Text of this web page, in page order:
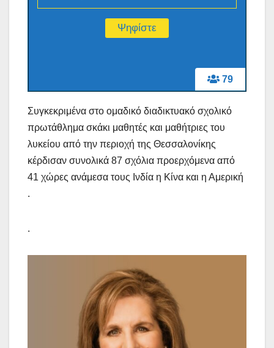
79
Συγκεκριμένα στο ομαδικό διαδικτυακό σχολικό
πρωτάθλημα σκάκι μαθητές και μαθήτριες του
λυκείου από την περιοχή της Θεσσαλονίκης
κέρδισαν συνολικά 87 σχόλια προερχόμενα από
41 χώρες ανάμεσα τους Ινδία η Κίνα και η Αμερική
.
.